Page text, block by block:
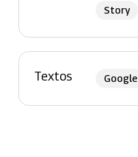
Story
Textos Google